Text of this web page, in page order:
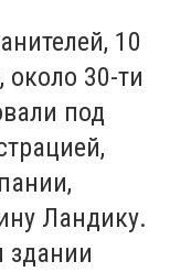
10
около 30-ти
под
Ландику.
здании